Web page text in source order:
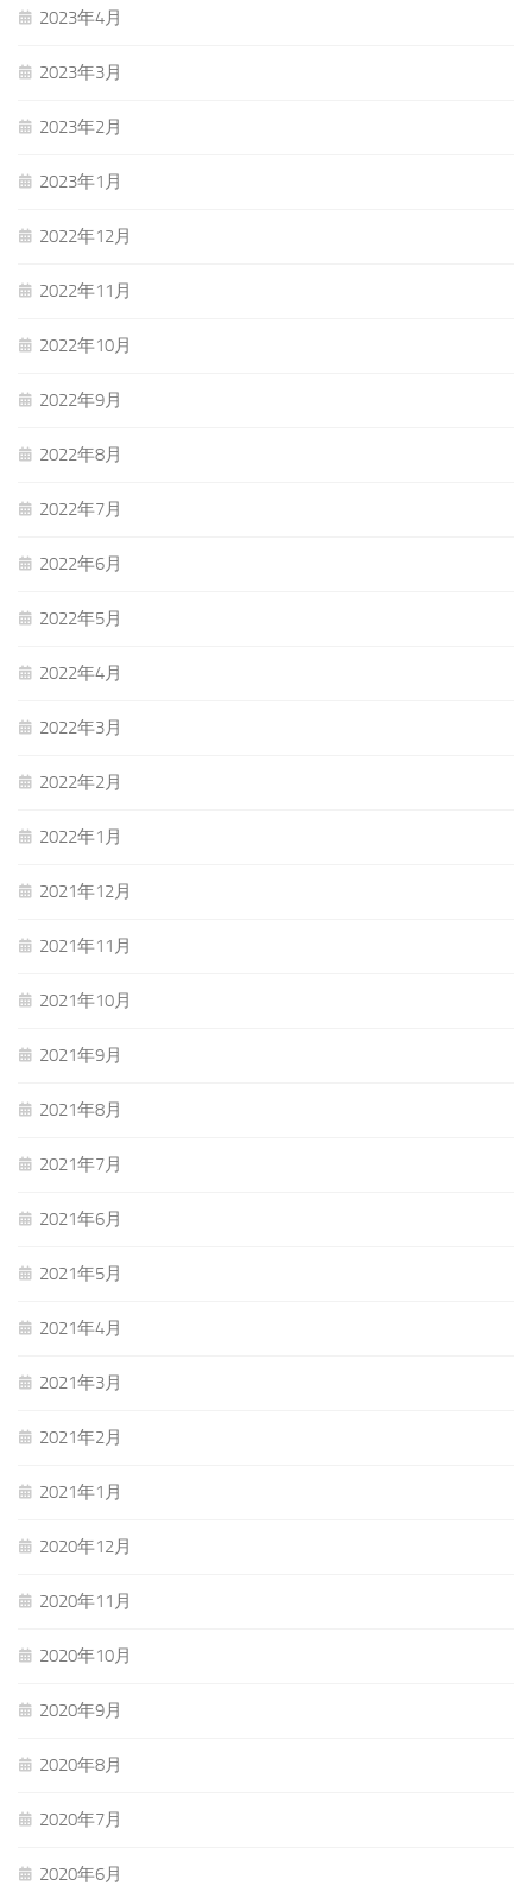
2023年4月
2023年3月
2023年2月
2023年1月
2022年12月
2022年11月
2022年10月
2022年9月
2022年8月
2022年7月
2022年6月
2022年5月
2022年4月
2022年3月
2022年2月
2022年1月
2021年12月
2021年11月
2021年10月
2021年9月
2021年8月
2021年7月
2021年6月
2021年5月
2021年4月
2021年3月
2021年2月
2021年1月
2020年12月
2020年11月
2020年10月
2020年9月
2020年8月
2020年7月
2020年6月